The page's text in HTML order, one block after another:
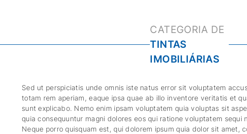
TINTAS
IMOBILIÁRIAS
Sed ut perspiciatis unde omnis iste natus error sit voluptatem
totam rem aperiam, eaque ipsa quae ab illo inventore veritatis et
sunt explicabo. Nemo enim ipsam voluptatem quia voluptas sit
quia consequuntur magni dolores eos qui ratione voluptatem sequi
Neque porro quisquam est, qui dolorem ipsum quia dolor sit amet,